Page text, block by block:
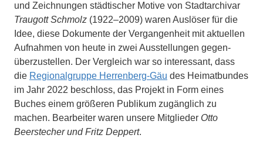
und Zeichnun­gen städtischer Motive von Stadtarchivar
Traugott Schmolz (1922–2009) waren Auslöser für die
Idee, diese Dokumente der Vergangenheit mit aktuellen
Aufnahmen von heute in zwei Ausstellungen gegen­
überzustellen. Der Vergleich war so inte­ressant, dass
die Regionalgruppe Her­renberg-Gäu des Heimatbundes
im Jahr 2022 be­schloss, das Projekt in Form eines
Buches einem größeren Publikum zugäng­lich zu
machen. Bearbeiter waren unsere Mitglieder Otto
Beerstecher und Fritz Deppert.